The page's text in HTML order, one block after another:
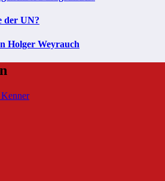
der UN?
Holger Weyrauch